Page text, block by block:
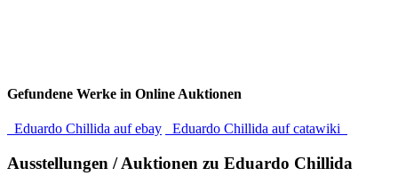
Gefundene Werke in Online Auktionen
Eduardo Chillida auf ebay Eduardo Chillida auf catawiki
Ausstellungen / Auktionen zu Eduardo Chillida